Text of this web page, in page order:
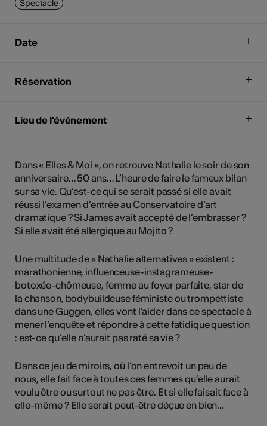
Spectacle
Date
Réservation
Lieu de l'événement
Dans « Elles & Moi », on retrouve Nathalie le soir de son
anniversaire… 50 ans… L’heure de faire le fameux bilan
sur sa vie. Qu’est-ce qui se serait passé si elle avait
réussi l’examen d’entrée au Conservatoire d’art
dramatique ? Si James avait accepté de l’embrasser ?
Si elle avait été allergique au Mojito ?
Une multitude de « Nathalie alternatives » existent :
marathonienne, influenceuse-instagrameuse-
botoxée-chômeuse, femme au foyer parfaite, star de
la chanson, bodybuildeuse féministe ou trompettiste
dans une Guggen, elles vont l’aider dans ce spectacle à
mener l’enquête et répondre à cette fatidique question
: est-ce qu’elle n’aurait pas raté sa vie ?
Dans ce jeu de miroirs, où l’on entrevoit un peu de
nous, elle fait face à toutes ces femmes qu’elle aurait
voulu être ou surtout ne pas être. Et si elle faisait face à
elle-même ? Elle serait peut-être déçue en bien...